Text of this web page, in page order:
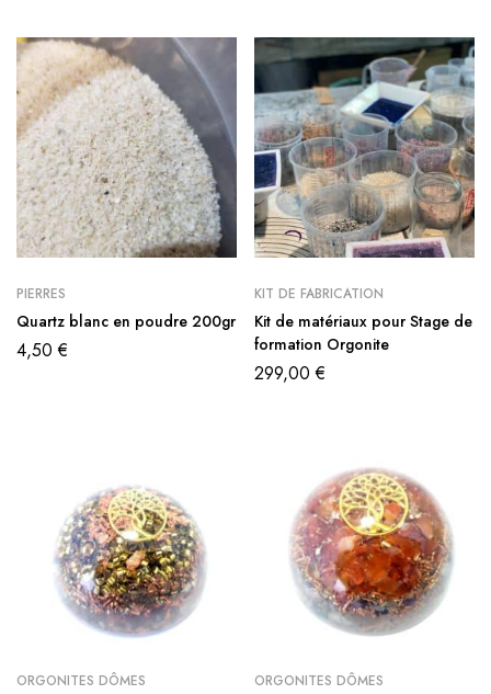
PIERRES
Quartz blanc en poudre 200gr
4,50€
KIT DE FABRICATION
Kit de matériaux pour Stage de
formation Orgonite
299,00€
ORGONITES DÔMES ORGONITES DÔMES